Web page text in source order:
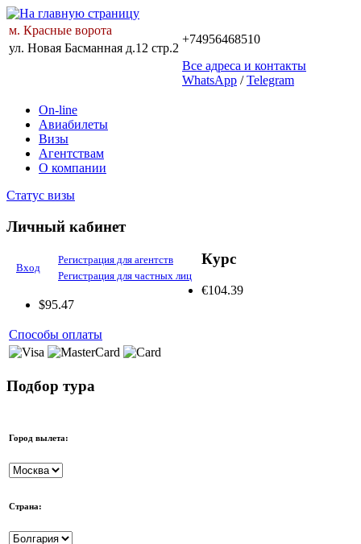
м. Красные ворота
+74956468510
ул. Новая Басманная д.12 стр.2
Все адреса и контакты
WhatsApp /Telegram
On-line
Авиабилеты
Визы
Агентствам
О компании
Статус визы
Личный кабинет
Вход
Регистрация для агентств
Регистрация для частных лиц
Курс
€104.39
$95.47
Способы оплаты
Подбор тура
Город вылета:
Страна: